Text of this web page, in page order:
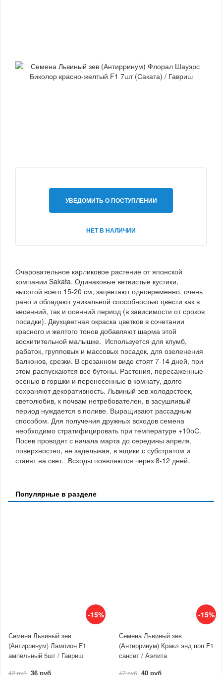
УВЕДОМИТЬ О ПОСТУПЛЕНИИ
НЕТ В НАЛИЧИИ
Очаровательное карликовое растение от японской
компании Sakata. Одинаковые ветвистые кустики,
высотой всего 15-20 см, зацветают одновременно, очень
рано и обладают уникальной способностью цвести как в
весенний, так и осенний период (в зависимости от сроков
посадки). Двухцветная окраска цветков в сочетании
красного и желтого тонов добавляют шарма этой
восхитительной малышке. Используется для клумб,
рабаток, групповых и массовых посадок, для озеленения
балконов, срезки. В срезанном виде стоят 7-14 дней, при
этом распускаются все бутоны. Растения, пересаженные
осенью в горшки и перенесенные в комнату, долго
сохраняют декоративность. Львиный зев холодостоек,
светолюбив, к почвам нетребователен, в засушливый
период нуждается в поливе. Выращивают рассадным
способом. Для получения дружных всходов семена
необходимо стратифицировать при температуре +10оС.
Посев проводят с начала марта до середины апреля,
поверхностно, не заделывая, в ящики с субстратом и
ставят на свет. Всходы появляются через 8-12 дней.
Популярные в разделе
-15%
Семена Львиный зев
(Антирринум) Лампион F1
ампельный 5шт / Гавриш
42 руб 36 руб
-15%
Семена Львиный зев
(Антирринум) Кракл энд поп F1
сансет / Аэлита
47 руб 40 руб